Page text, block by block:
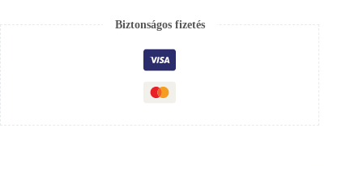
Biztonságos fizetés